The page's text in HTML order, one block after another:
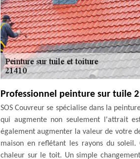
Professionnel peinture sur tuile
SOS Couvreur se spécialise dans la
qui augmente non seulement l'attrait
également augmenter la valeur de votre
maison en reflétant les rayons du
chaleur sur le toit. Un simple